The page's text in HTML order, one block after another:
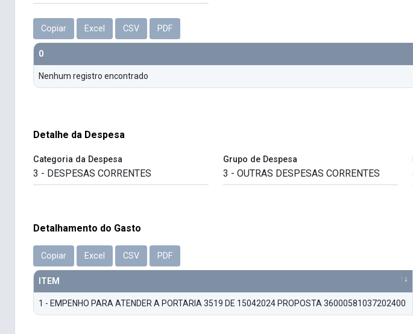
Copiar Excel CSV PDF
0
Nenhum registro encontrado
Detalhe da Despesa
Categoria da Despesa Grupo de Despesa
Detalhamento do Gasto
Copiar Excel CSV PDF
ITEM
1 - EMPENHO PARA ATENDER A PORTARIA 3519 DE 15042024 PROPOSTA 36000581037202400